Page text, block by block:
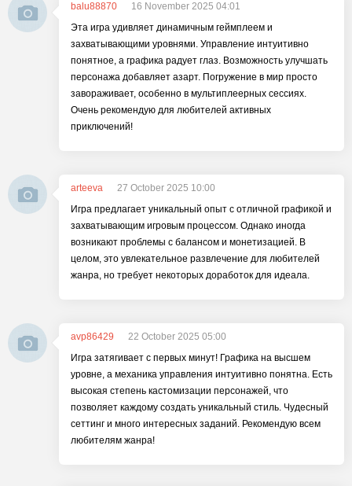
balu88870
16 November 2025 04:01
Эта игра удивляет динамичным геймплеем и
захватывающими уровнями. Управление интуитивно
понятное, а графика радует глаз. Возможность улучшать
персонажа добавляет азарт. Погружение в мир просто
завораживает, особенно в мультиплеерных сессиях.
Очень рекомендую для любителей активных
приключений!
arteeva
27 October 2025 10:00
Игра предлагает уникальный опыт с отличной графикой и
захватывающим игровым процессом. Однако иногда
возникают проблемы с балансом и монетизацией. В
целом, это увлекательное развлечение для любителей
жанра, но требует некоторых доработок для идеала.
avp86429
22 October 2025 05:00
Игра затягивает с первых минут! Графика на высшем
уровне, а механика управления интуитивно понятна. Есть
высокая степень кастомизации персонажей, что
позволяет каждому создать уникальный стиль. Чудесный
сеттинг и много интересных заданий. Рекомендую всем
любителям жанра!